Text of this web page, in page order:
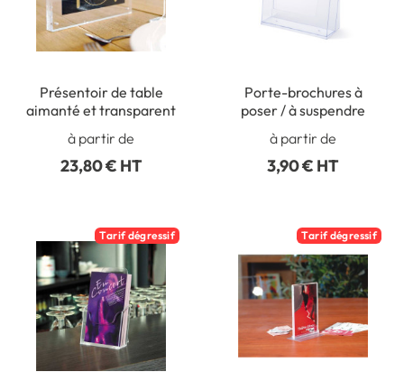
Présentoir de table
aimanté et transparent
à partir de
23,80 € HT
Porte-brochures à
poser / à suspendre
à partir de
3,90 € HT
Tarif dégressif Tarif dégressif